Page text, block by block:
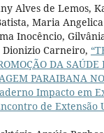
Alves de Lemos,
Maria
Inocêncio,
Carneiro,
DA
PARAIBANA
Impacto em
de Extensão